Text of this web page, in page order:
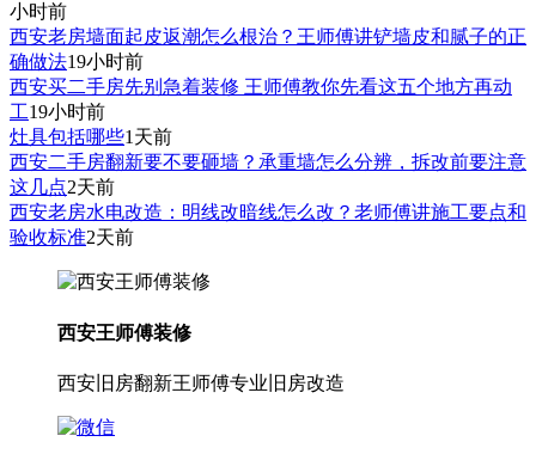
小时前
西安老房墙面起皮返潮怎么根治？王师傅讲铲墙皮和腻子的正
确做法19小时前
西安买二手房先别急着装修 王师傅教你先看这五个地方再动
工19小时前
灶具包括哪些1天前
西安二手房翻新要不要砸墙？承重墙怎么分辨，拆改前要注意
这几点2天前
西安老房水电改造：明线改暗线怎么改？老师傅讲施工要点和
验收标准2天前
西安王师傅装修
西安旧房翻新王师傅专业旧房改造